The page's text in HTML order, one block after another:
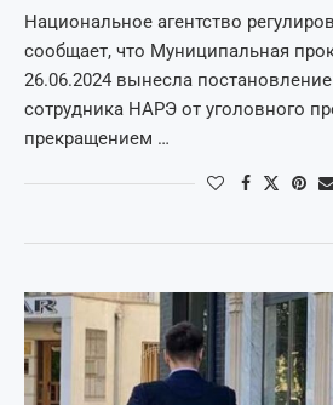
Национальное агентство
сообщает, что Муниципальная
26.06.2024 вынесла
сотрудника НАРЭ от уголовного
прекращением …